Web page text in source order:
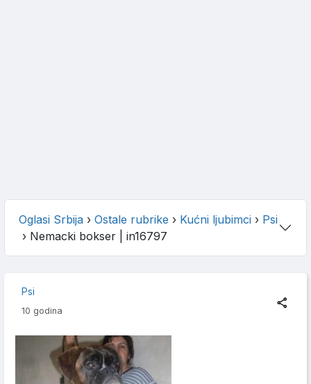
Oglasi Srbija › Ostale rubrike › Kućni ljubimci › Psi
› Nemacki bokser | in16797
Psi
10 godina